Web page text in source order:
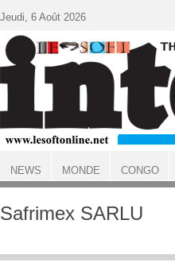
ACCUEIL
Safrimex SARLU
Jeudi, 6 Août 2026
NEWS MONDE CONGO